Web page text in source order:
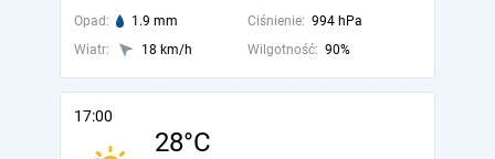
Opad: 1.9 mm Ciśnienie: 994 hPa
Wiatr:
18 km/h Wilgotność: 90%
17:00
28°C